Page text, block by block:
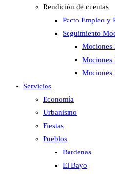
Rendición de cuentas
Pacto Empleo y
Seguimiento
Mociones
Mociones
Mociones
Servicios
Economía
Urbanismo
Fiestas
Pueblos
Bardenas
El Bayo